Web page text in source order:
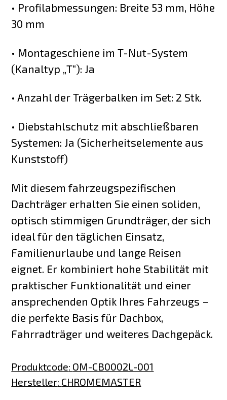
• Profilabmessungen: Breite 53 mm, Höhe
30 mm
• Montageschiene im T-Nut-System
(Kanaltyp „T“): Ja
• Anzahl der Trägerbalken im Set: 2 Stk.
• Diebstahlschutz mit abschließbaren
Systemen: Ja (Sicherheitselemente aus
Kunststoff)
Mit diesem fahrzeugspezifischen
Dachträger erhalten Sie einen soliden,
optisch stimmigen Grundträger, der sich
ideal für den täglichen Einsatz,
Familienurlaube und lange Reisen
eignet. Er kombiniert hohe Stabilität mit
praktischer Funktionalität und einer
ansprechenden Optik Ihres Fahrzeugs –
die perfekte Basis für Dachbox,
Fahrradträger und weiteres Dachgepäck.
Produktcode: OM-CB0002L-001
Hersteller: CHROMEMASTER